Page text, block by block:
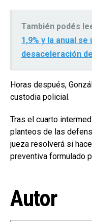
También podés
1,9% y la anual se
desaceleración
Horas después,
custodia policial.
Tras el cuarto
planteos de las
jueza resolverá si
preventiva formulado
Autor